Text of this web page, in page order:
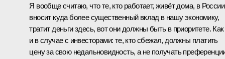
Я вообще считаю, что те, кто работает, живёт дома, в
вносит куда более существенный вклад в нашу экономику,
тратит деньги здесь, вот они должны быть в приоритете. Как
и в случае с инвесторами: те, кто сбежал, должны платить
цену за свою недальновидность, а не получать